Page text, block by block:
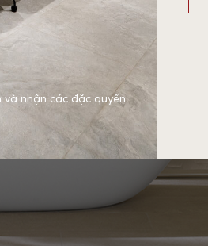
nhận các đặc quyền